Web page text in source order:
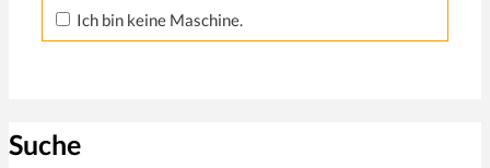
Ich bin keine Maschine.
Suche